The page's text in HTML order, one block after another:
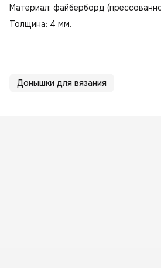
Материал: файберборд
Толщина: 4 мм.
Донышки для вязания